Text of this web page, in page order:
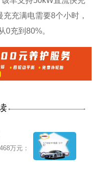
充满电需要8个小时，
0充到80%。
万元：